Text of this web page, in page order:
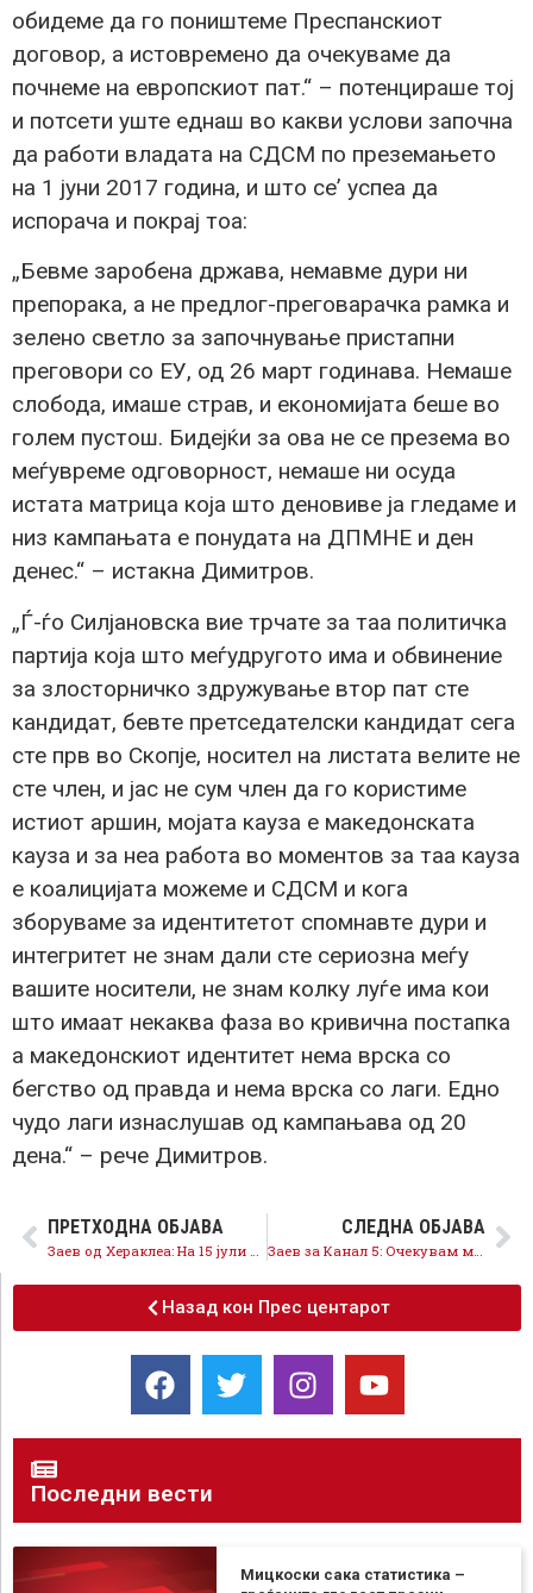
обидеме да го поништеме Преспанскиот
договор, а истовремено да очекуваме да
почнеме на европскиот пат.“ – потенцираше тој
и потсети уште еднаш во какви услови започна
да работи владата на СДСМ по преземањето
на 1 јуни 2017 година, и што се’ успеа да
испорача и покрај тоа:
„Бевме заробена држава, немавме дури ни
препорака, а не предлог-преговарачка рамка и
зелено светло за започнување пристапни
преговори со ЕУ, од 26 март годинава. Немаше
слобода, имаше страв, и економијата беше во
голем пустош. Бидејќи за ова не се презема во
меѓувреме одговорност, немаше ни осуда
истата матрица која што деновиве ја гледаме и
низ кампањата е понудата на ДПМНЕ и ден
денес.“ – истакна Димитров.
„Ѓ-ѓо Силјановска вие трчате за таа политичка
партија која што меѓудругото има и обвинение
за злосторничко здружување втор пат сте
кандидат, бевте претседателски кандидат сега
сте прв во Скопје, носител на листата велите не
сте член, и јас не сум член да го користиме
истиот аршин, мојата кауза е македонската
кауза и за неа работа во моментов за таа кауза
е коалицијата можеме и СДСМ и кога
зборуваме за идентитетот спомнавте дури и
интегритет не знам дали сте сериозна меѓу
вашите носители, не знам колку луѓе има кои
што имаат некаква фаза во кривична постапка
а македонскиот идентитет нема врска со
бегство од правда и нема врска со лаги. Едно
чудо лаги изнаслушав од кампањава од 20
дена.“ – рече Димитров.
ПРЕТХОДНА ОБЈАВА
Заев од Хераклеа: На 15 јули излезете и гласајте за број 3, дајте поддршка за повисоки плати, за 600 милиони евра за македонското стопанство
СЛЕДНА ОБЈАВА
Заев за Канал 5: Очекувам масовна излезеност на изборите, здравствените протоколи се обезбедени, нема ризик за гласачите
Назад кон Прес центарот
Последни вести
Мицкоски сака статистика –